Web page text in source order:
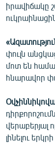
իրավիճակը
փուլն
մոտ են
հնարավոր
վերաբերյալ
լինելու